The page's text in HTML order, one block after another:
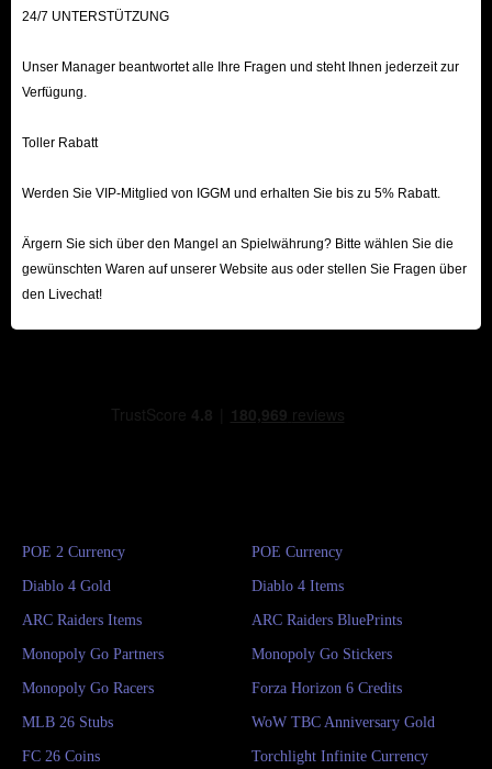
24/7 UNTERSTÜTZUNG
Unser Manager beantwortet alle Ihre Fragen und steht Ihnen jederzeit zur
Verfügung.
Toller Rabatt
Werden Sie VIP-Mitglied von IGGM und erhalten Sie bis zu 5% Rabatt.
Ärgern Sie sich über den Mangel an Spielwährung? Bitte wählen Sie die
gewünschten Waren auf unserer Website aus oder stellen Sie Fragen über
den Livechat!
POE 2 Currency POE Currency
Diablo 4 Gold Diablo 4 Items
ARC Raiders Items ARC Raiders BluePrints
Monopoly Go Partners Monopoly Go Stickers
Monopoly Go Racers Forza Horizon 6 Credits
MLB 26 Stubs WoW TBC Anniversary Gold
FC 26 Coins Torchlight Infinite Currency